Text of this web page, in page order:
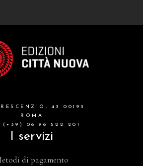
43 00193
ROMA
(+39) 06 96 522 201
I servizi
di pagamento